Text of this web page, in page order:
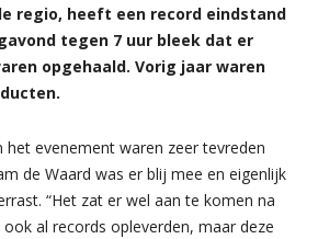
regio, heeft een record eindstand
tegen 7 uur bleek dat er
opgehaald. Vorig jaar waren
het evenement waren zeer tevreden
de Waard was er blij mee en eigenlijk
“Het zat er wel aan te komen na
al records opleverden, maar deze